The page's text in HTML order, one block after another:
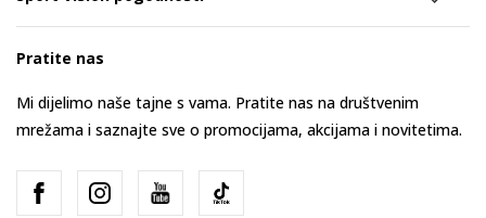
Pratite nas
Mi dijelimo naše tajne s vama. Pratite nas na društvenim
mrežama i saznajte sve o promocijama, akcijama i novitetima.